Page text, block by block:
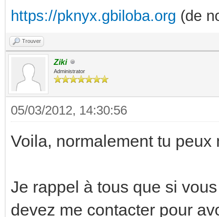
https://pknyx.gbiloba.org (de
Trouver
Ziki
Administrator
05/03/2012, 14:30:56
Voila, normalement tu peux
Je rappel à tous que si
devez me contacter pour